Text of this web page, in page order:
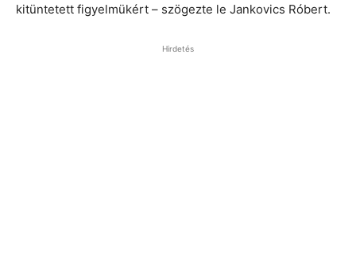
kitüntetett figyelmükért – szögezte le Jankovics Róbert.
Hirdetés